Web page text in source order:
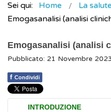
Sei qui: Home La
Emogasanalisi (analisi
Emogasanalisi (analisi
Pubblicato: 21 Novembre 2023
f Condividi
INTRODUZIONE